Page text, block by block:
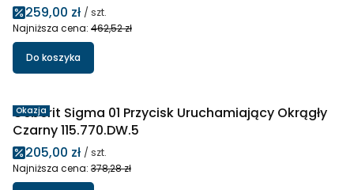
Cena promocyjna
259,00 zł / szt.
Najniższa cena: 462,52 zł
Do koszyka
Okazja
Geberit Sigma 01 Przycisk Uruchamiający Okrągły
Czarny 115.770.DW.5
Cena promocyjna
205,00 zł / szt.
Najniższa cena: 378,28 zł